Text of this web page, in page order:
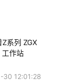
系列 ZGX
工作站
30 12:01:28